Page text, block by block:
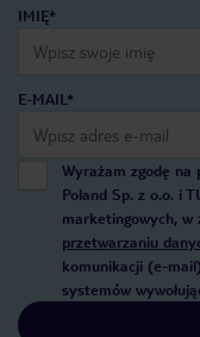
IMIĘ*
E-MAIL*
Wyrażam zgodę na
Poland Sp. z o.o. i
marketingowych, w
przetwarzaniu
komunikacji (e-
systemów